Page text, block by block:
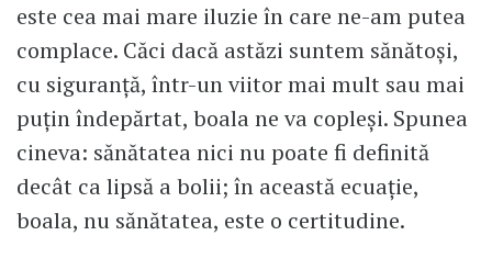
este cea mai mare iluzie în care ne-am putea
complace. Căci dacă astăzi suntem sănătoși,
cu siguranță, într-un viitor mai mult sau mai
puțin îndepărtat, boala ne va copleși. Spunea
cineva: sănătatea nici nu poate fi definită
decât ca lipsă a bolii; în această ecuație,
boala, nu sănătatea, este o certitudine.